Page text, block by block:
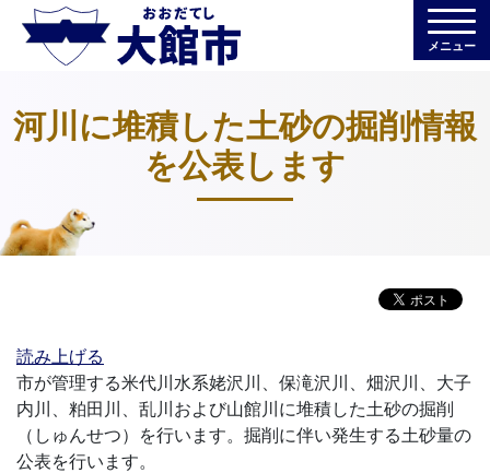
メニュー
河川に堆積した土砂の掘削情報
を公表します
読み上げる
市が管理する米代川水系姥沢川、保滝沢川、畑沢川、大子
内川、粕田川、乱川および山館川に堆積した土砂の掘削
（しゅんせつ）を行います。掘削に伴い発生する土砂量の
公表を行います。